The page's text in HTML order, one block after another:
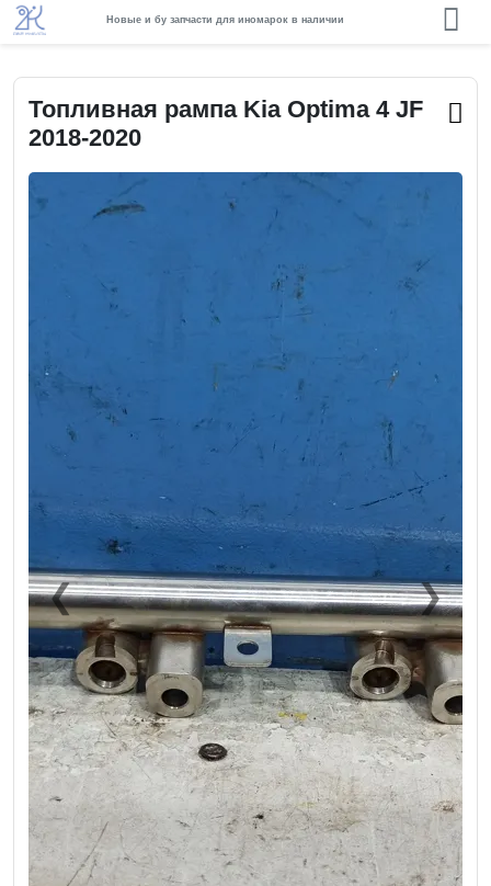
Новые и бу запчасти для иномарок в наличии
Топливная рампа Kia Optima 4 JF
2018-2020
❮Previous ❯Next